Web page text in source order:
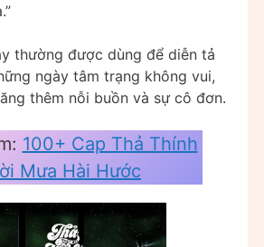
thường được dùng để diễn tả
ngày tâm trạng không vui,
thêm nỗi buồn và sự cô đơn.
100+ Cap Thả Thính
Mưa Hài Hước